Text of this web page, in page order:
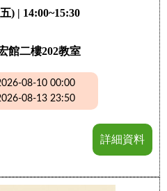
) | 14:00~15:30
館二樓202教室
08-10 00:00
08-13 23:50
詳細資料